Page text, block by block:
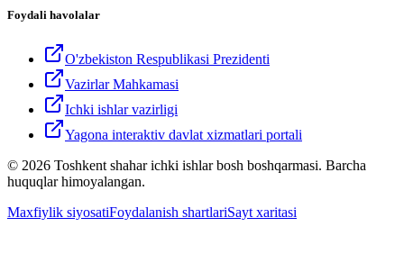
Foydali havolalar
O'zbekiston Respublikasi Prezidenti
Vazirlar Mahkamasi
Ichki ishlar vazirligi
Yagona interaktiv davlat xizmatlari portali
© 2026 Toshkent shahar ichki ishlar bosh boshqarmasi. Barcha
huquqlar himoyalangan.
Maxfiylik siyosatiFoydalanish shartlariSayt xaritasi